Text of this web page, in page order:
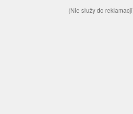
(Nie służy do